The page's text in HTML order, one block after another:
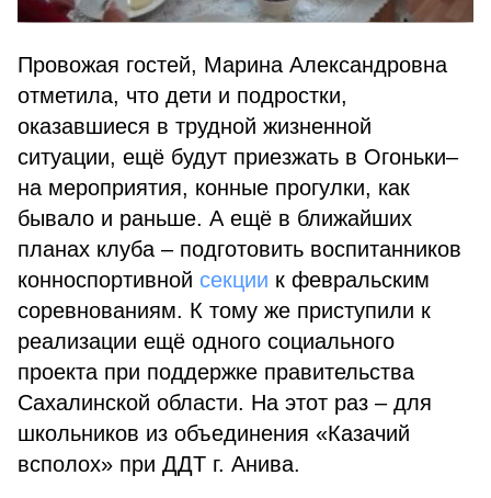
Провожая гостей, Марина Александровна
отметила, что дети и подростки,
оказавшиеся в трудной жизненной
ситуации, ещё будут приезжать в Огоньки–
на мероприятия, конные прогулки, как
бывало и раньше. А ещё в ближайших
планах клуба – подготовить воспитанников
конноспортивной секции к февральским
соревнованиям. К тому же приступили к
реализации ещё одного социального
проекта при поддержке правительства
Сахалинской области. На этот раз – для
школьников из объединения «Казачий
всполох» при ДДТ г. Анива.